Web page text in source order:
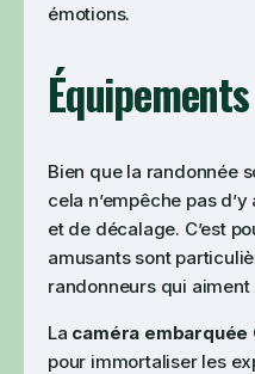
émotions.
Bien que la randonnée
cela n’empêche pas
et de décalage. C’est
amusants sont
randonneurs qui
La caméra embarquée
pour immortaliser les